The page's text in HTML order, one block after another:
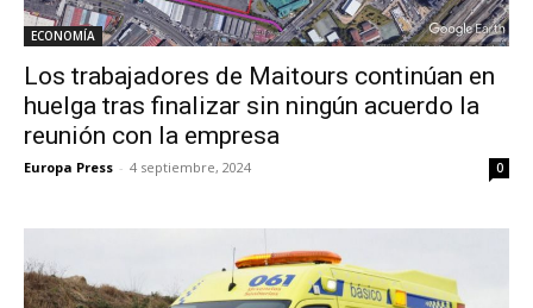
ECONOMÍA
Los trabajadores de Maitours continúan en
huelga tras finalizar sin ningún acuerdo la
reunión con la empresa
Europa Press - 4 septiembre, 2024 0